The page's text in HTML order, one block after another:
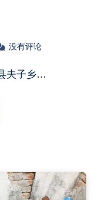
没有评论
夫子乡…